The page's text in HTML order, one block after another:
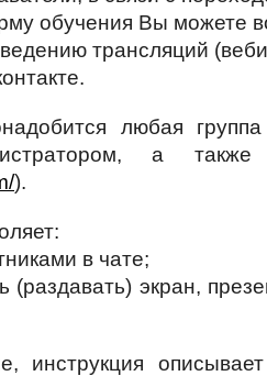
обучения Вы можете
трансляций
любая
а
).
в чате;
экран,
инструкция